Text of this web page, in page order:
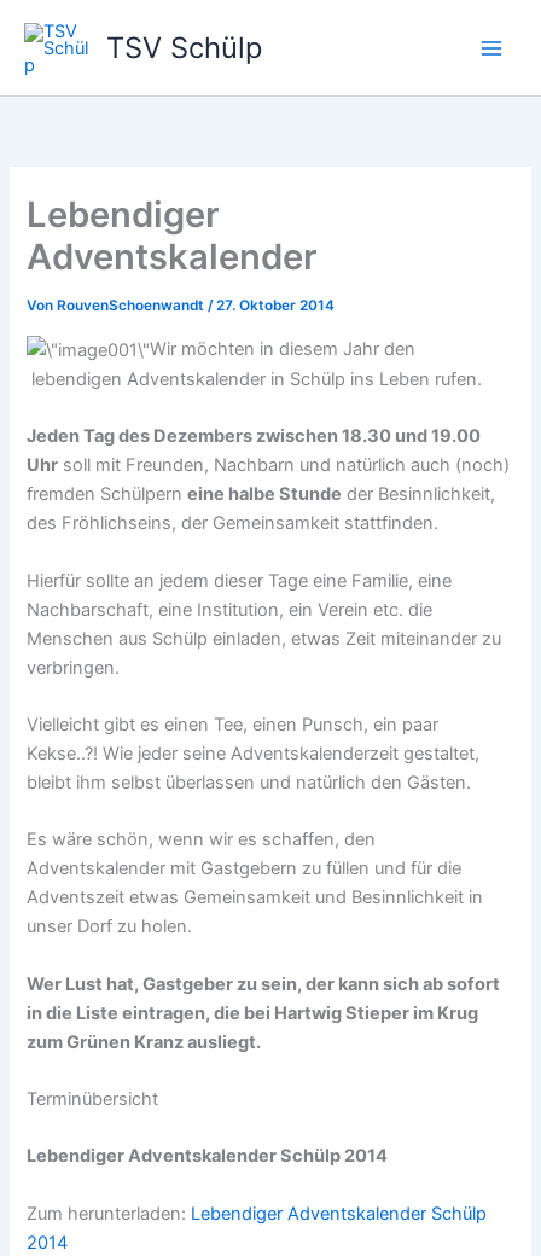
Inhalt
springen
TSV Schülp
Lebendiger
Adventskalender
Von RouvenSchoenwandt/27. Oktober 2014
Wir möchten in diesem Jahr den
lebendigen Adventskalender in Schülp ins Leben rufen.
Jeden Tag des Dezembers zwischen 18.30 und 19.00
Uhr soll mit Freunden, Nachbarn und natürlich auch (noch)
fremden Schülperneine halbe Stunde der Besinnlichkeit,
des Fröhlichseins, der Gemeinsamkeit stattfinden.
Hierfür sollte an jedem dieser Tage eine Familie, eine
Nachbarschaft, eine Institution, ein Verein etc. die
Menschen aus Schülp einladen, etwas Zeit miteinander zu
verbringen.
Vielleicht gibt es einen Tee, einen Punsch, ein paar
Kekse..?! Wie jeder seine Adventskalenderzeit gestaltet,
bleibt ihm selbst überlassen und natürlich den Gästen.
Es wäre schön, wenn wir es schaffen, den
Adventskalender mit Gastgebern zu füllen und für die
Adventszeit etwas Gemeinsamkeit und Besinnlichkeit in
unser Dorf zu holen.
Wer Lust hat, Gastgeber zu sein, der kann sich ab sofort
in die Liste eintragen, die bei Hartwig Stieper im Krug
zum Grünen Kranz ausliegt.
Terminübersicht
Lebendiger Adventskalender Schülp 2014
Zum herunterladen: Lebendiger Adventskalender Schülp
2014